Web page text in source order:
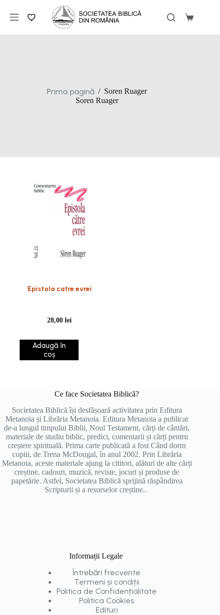
conținut
Coș
Prima pagină / Soren Ruager
Soren Ruager
Epistola catre evrei
28,00lei
Adaugă în
coș
Ce face Societatea Biblică?
Societatea Biblică își desfășoară activitatea prin Editura
Metanoia și Librăria Metanoia. Editura Metanoia a publicat
de-a lungul timpului Biblii, Noul Testament, cărți de cântări,
materiale de studiu biblic, predici, comentarii și cărți pentru
creștere spirituală. Prima carte publicată a fost Când dorm
copiii, de Trena McDougal, în anul 2002. Prin Librăria
Metanoia, aceste materiale ajung la cititori, alături de alte cărți
creștine, cadouri, muzică, reviste, jocuri și produse de
papetărie. Astfel, Societatea Biblică sprijină răspândirea
Scripturii și a resurselor creștine..
Informații Legale
Întrebări frecvente
Termeni și condiții
Politica de Confidențialitate
Politica Cookies
Edituri